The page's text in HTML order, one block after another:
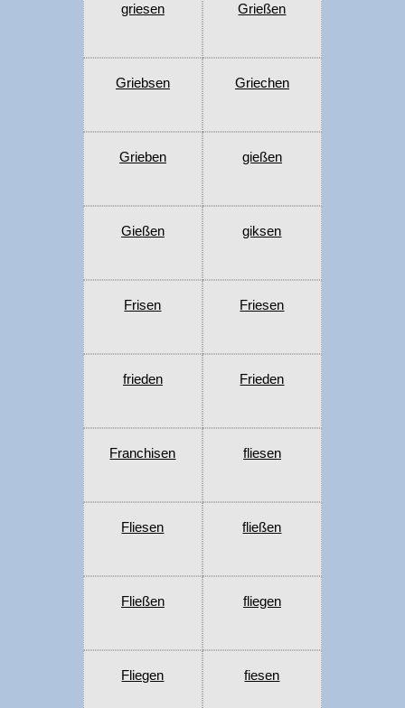
griesen Grießen
Griebsen Griechen
Grieben gießen
Gießen giksen
Frisen Friesen
frieden Frieden
Franchisen fliesen
Fliesen fließen
Fließen fliegen
Fliegen fiesen